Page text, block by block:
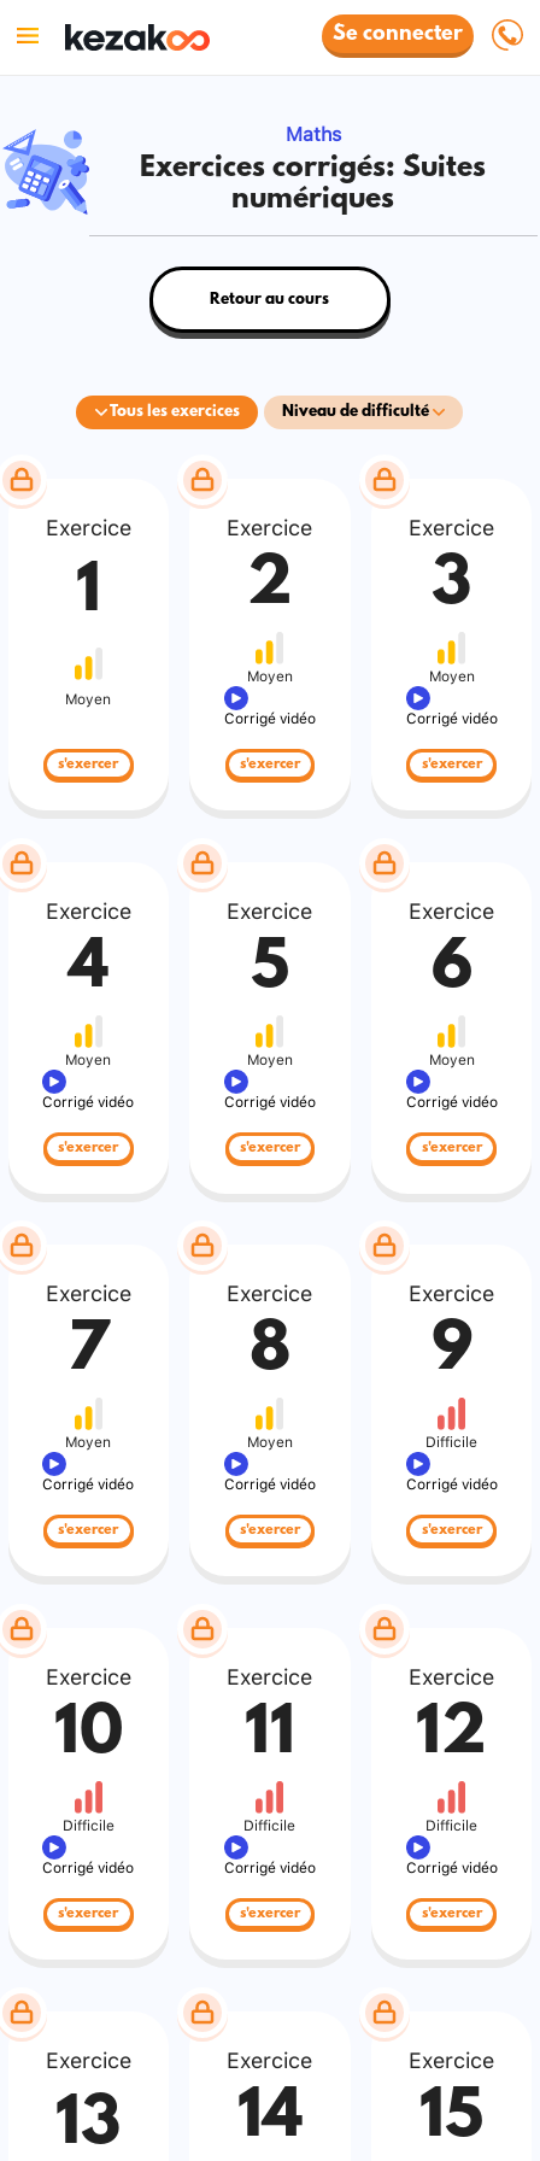
Se connecter
Maths
Exercices corrigés: Suites
numériques
Tous les exercices Niveau de difficulté
Retour au cours
Exercice
1
Moyen
s'exercer
Exercice
2
Moyen
Corrigé vidéo
s'exercer
Exercice
3
Moyen
Corrigé vidéo
s'exercer
Exercice
4
Moyen
Corrigé vidéo
s'exercer
Exercice
5
Moyen
Corrigé vidéo
s'exercer
Exercice
6
Moyen
Corrigé vidéo
s'exercer
Exercice
7
Moyen
Corrigé vidéo
s'exercer
Exercice
8
Moyen
Corrigé vidéo
s'exercer
Exercice
9
Difficile
Corrigé vidéo
s'exercer
Exercice
10
Difficile
Corrigé vidéo
s'exercer
Exercice
11
Difficile
Corrigé vidéo
s'exercer
Exercice
12
Difficile
Corrigé vidéo
s'exercer
Exercice
13
Exercice
14
Exercice
15